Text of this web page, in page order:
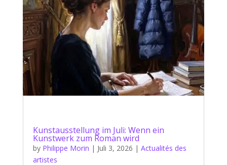
Kunstausstellung im Juli: Wenn ein
Kunstwerk zum Roman wird
by Philippe Morin | Juli 3, 2026 | Actualités des
artistes